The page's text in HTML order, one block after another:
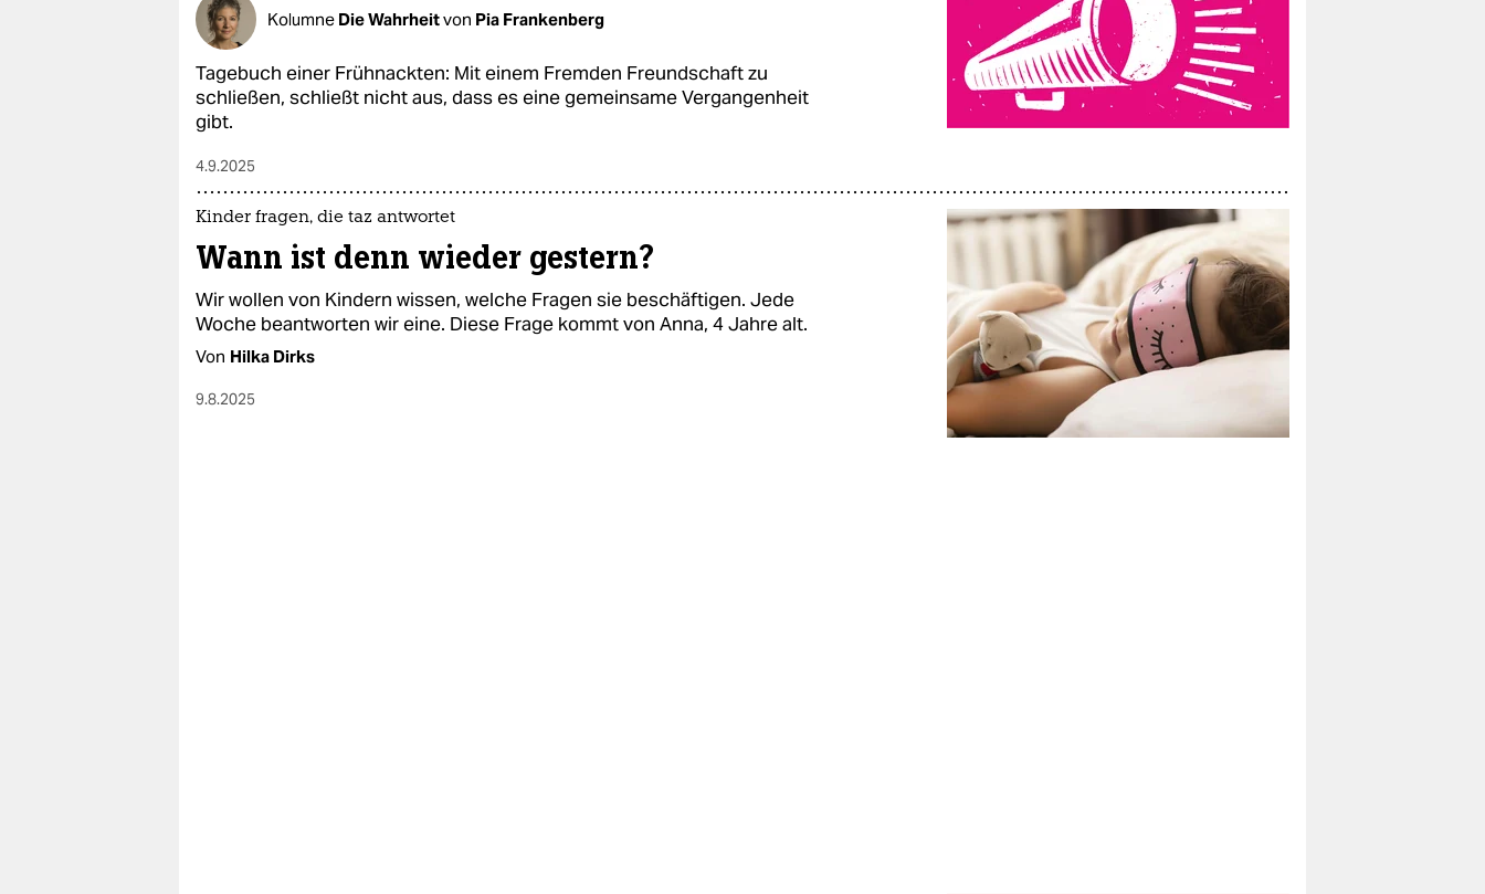
epaper login
Kolumne Die Wahrheitvon Pia Frankenberg
Tagebuch einer Frühnackten: Mit einem Fremden Freundschaft zu
schließen, schließt nicht aus, dass es eine gemeinsame Vergangenheit
gibt.
4.9.2025
Kinder fragen, die taz antwortet
Wann ist denn wieder gestern?
Wir wollen von Kindern wissen, welche Fragen sie beschäftigen. Jede
Woche beantworten wir eine. Diese Frage kommt von Anna, 4 Jahre alt.
Von Hilka Dirks
9.8.2025